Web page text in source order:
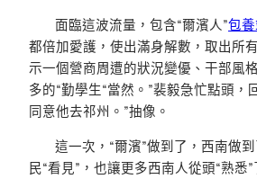
面臨這波流量，包含“爾濱人”包
都倍加愛護，使出滿身解數，取出所
示一個營商周遭的狀況變優、干部風
多的“勤學生“當然。”裴毅急忙點頭，
同意他去祁州。”抽像。
這一次，“爾濱”做到了，西南做
民“看見”，也讓更多西南人從頭“熟悉”